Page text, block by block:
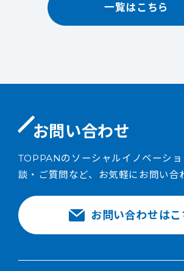
一覧はこちら
お問い合わせ
TOPPANのソーシャルイノベーシ
談・ご質問など、お気軽にお問い合
お問い合わせはこ